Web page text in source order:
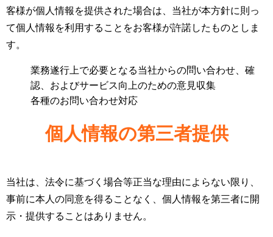
客様が個人情報を提供された場合は、当社が本方針に則っ
て個人情報を利用することをお客様が許諾したものとしま
す。
業務遂行上で必要となる当社からの問い合わせ、確
認、およびサービス向上のための意見収集
各種のお問い合わせ対応
個人情報の第三者提供
当社は、法令に基づく場合等正当な理由によらない限り、
事前に本人の同意を得ることなく、個人情報を第三者に開
示・提供することはありません。